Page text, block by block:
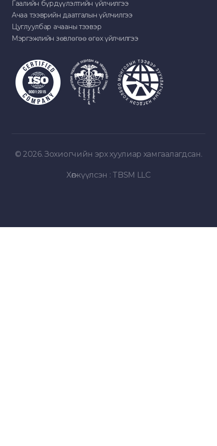
Гаалийн бүрдүүлэлтийн үйлчилгээ
Ачаа тээврийн даатгалын үйлчилгээ
Цуглуулбар ачааны тээвэр
Мэргэжлийн зөвлөгөө өгөх үйлчилгээ
© 2026. Зохиогчийн эрх хуулиар хамгаалагдсан.
Хөгжүүлсэн : TBSM LLC